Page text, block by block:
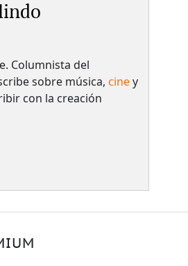
Columnista del
sobre música, ciney
con la creación